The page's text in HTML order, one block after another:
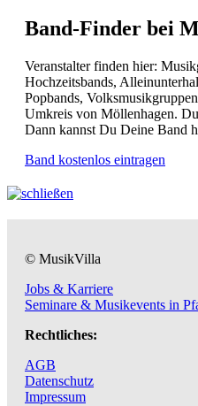
Band-Finder bei
Veranstalter finden hier:
Hochzeitsbands,
Popbands,
Umkreis von Möllenhagen.
Dann kannst Du Deine Band
Band kostenlos eintragen
© MusikVilla
Jobs & Karriere
Seminare & Musikevents in
Rechtliches:
AGB
Datenschutz
Impressum